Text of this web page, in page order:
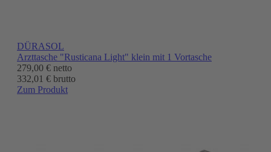
DÜRASOL
Arzttasche "Rusticana Light" klein mit 1 Vortasche
279,00 € netto
332,01 € brutto
Zum Produkt